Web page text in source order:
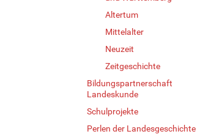
Altertum
Mittelalter
Neuzeit
Zeitgeschichte
Bildungspartnerschaft
Landeskunde
Schulprojekte
Perlen der Landesgeschichte